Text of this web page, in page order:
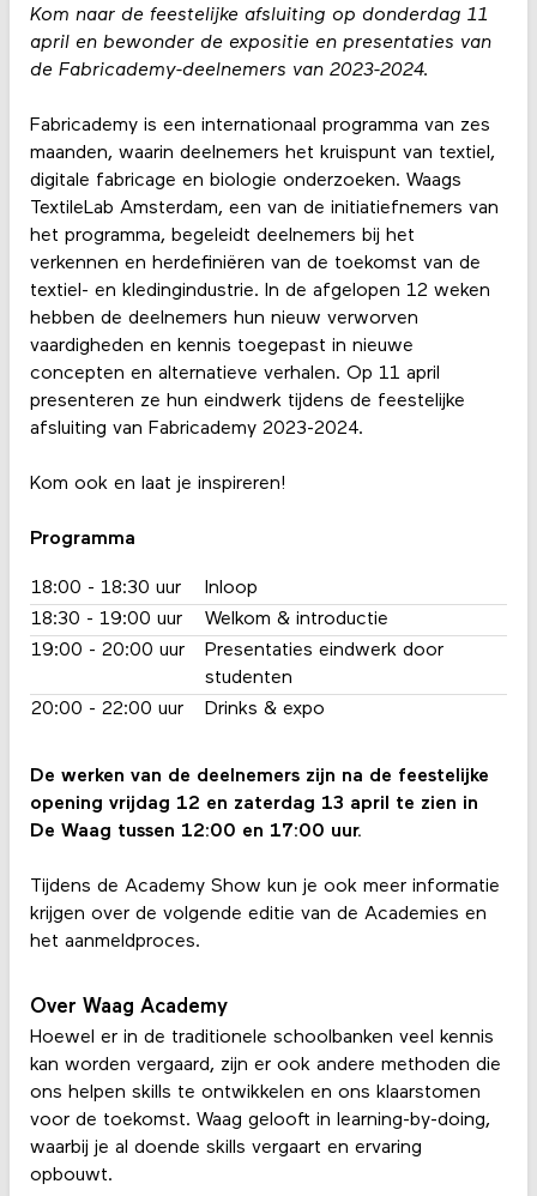
Kom naar de feestelijke afsluiting op donderdag 11
april en bewonder de expositie en presentaties van
de Fabricademy-deelnemers van 2023-2024.
Fabricademy is een internationaal programma van zes
maanden, waarin deelnemers het kruispunt van textiel,
digitale fabricage en biologie onderzoeken. Waags
TextileLab Amsterdam, een van de initiatiefnemers van
het programma, begeleidt deelnemers bij het
verkennen en herdefiniëren van de toekomst van de
textiel- en kledingindustrie. In de afgelopen 12 weken
hebben de deelnemers hun nieuw verworven
vaardigheden en kennis toegepast in nieuwe
concepten en alternatieve verhalen. Op 11 april
presenteren ze hun eindwerk tijdens de feestelijke
afsluiting van Fabricademy 2023-2024.
Kom ook en laat je inspireren!
Programma
18:00 - 18:30 uur
Inloop
18:30 - 19:00 uur
Welkom & introductie
19:00 - 20:00 uur
Presentaties eindwerk door
studenten
20:00 - 22:00 uur
Drinks & expo
De werken van de deelnemers zijn na de feestelijke
opening vrijdag 12 en zaterdag 13 april te zien in
De Waag tussen 12:00 en 17:00 uur.
Tijdens de Academy Show kun je ook meer informatie
krijgen over de volgende editie van de Academies en
het aanmeldproces.
Over Waag Academy
Hoewel er in de traditionele schoolbanken veel kennis
kan worden vergaard, zijn er ook andere methoden die
ons helpen skills te ontwikkelen en ons klaarstomen
voor de toekomst. Waag gelooft in learning-by-doing,
waarbij je al doende skills vergaart en ervaring
opbouwt.